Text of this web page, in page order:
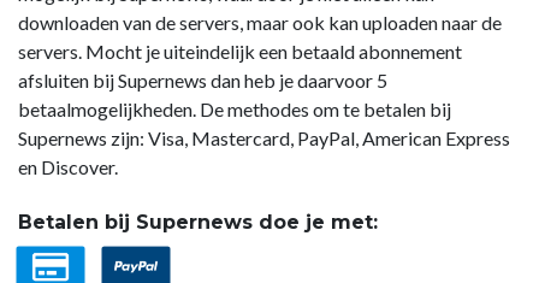
downloaden van de servers, maar ook kan uploaden naar de
servers. Mocht je uiteindelijk een betaald abonnement
afsluiten bij Supernews dan heb je daarvoor 5
betaalmogelijkheden. De methodes om te betalen bij
Supernews zijn: Visa, Mastercard, PayPal, American Express
en Discover.
Betalen bij Supernews doe je met: